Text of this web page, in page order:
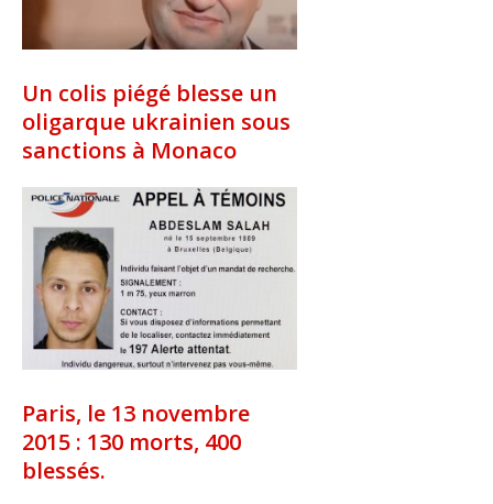
Un colis piégé blesse un
oligarque ukrainien sous
sanctions à Monaco
Paris, le 13 novembre
2015 : 130 morts, 400
blessés.